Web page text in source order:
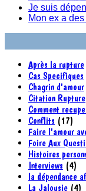
Je suis
Mon ex a
Après la rupture
Cas Specifiques
Chagrin d'amour
Citation Rupture
Comment
Conflits (17)
Faire l'amour
Foire Aux
Histoires
Interviews (4)
la dépendance
La Jalousie (4)